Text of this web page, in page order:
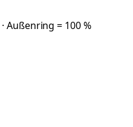
Außenring = 100 %